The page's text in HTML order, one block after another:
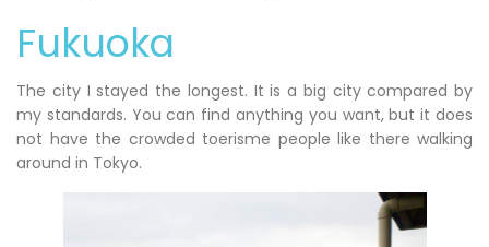
Fukuoka
The city I stayed the longest. It is a big city compared by
my standards. You can find anything you want, but it does
not have the crowded toerisme people like there walking
around in Tokyo.